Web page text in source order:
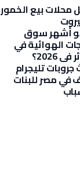
محلات بيع الخمور
أشهر سوق
الهوائية في
2026؟
تليجرام
في مصر للبنات